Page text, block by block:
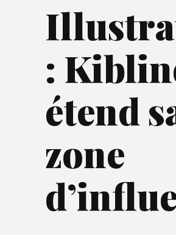
:
étend
zone